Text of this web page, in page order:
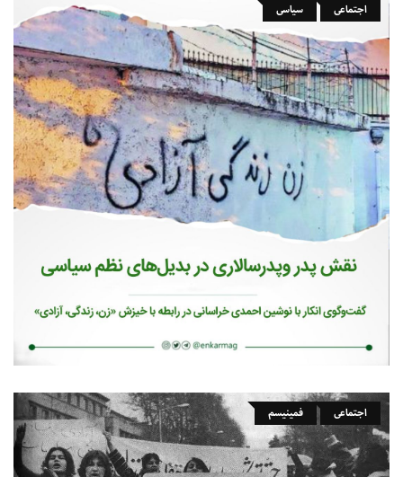
اجتماعی سیاسی
اجتماعی فمینیسم